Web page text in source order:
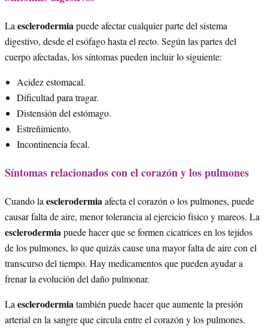
La esclerodermiapuede afectar cualquier parte del sistema
digestivo, desde el esófago hasta el recto. Según las partes del
cuerpo afectadas, los síntomas pueden incluir lo siguiente:
Acidez estomacal.
Dificultad para tragar.
Distensión del estómago.
Estreñimiento.
Incontinencia fecal.
Síntomas relacionados con el corazón y los pulmones
Cuando la esclerodermiaafecta el corazón o los pulmones, puede
causar falta de aire, menor tolerancia al ejercicio físico y mareos. La
esclerodermiapuede hacer que se formen cicatrices en los tejidos
de los pulmones, lo que quizás cause una mayor falta de aire con el
transcurso del tiempo. Hay medicamentos que pueden ayudar a
frenar la evolución del daño pulmonar.
La esclerodermiatambién puede hacer que aumente la presión
arterial en la sangre que circula entre el corazón y los pulmones.